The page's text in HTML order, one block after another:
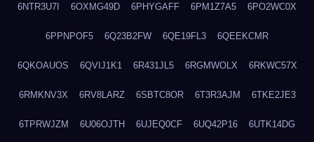
6NTR3U7I 6OXMG49D 6PHYGAFF 6PM1Z7A5 6PO2WC0X
6PPNPOF5 6Q23B2FW 6QE19FL3 6QEEKCMR
6QKOAUOS 6QVIJ1K1 6R431JL5 6RGMWOLX 6RKWC57X
6RMKNV3X 6RV8LARZ 6SBTC8OR 6T3R3AJM 6TKE2JE3
6TPRWJZM 6U06OJTH 6UJEQ0CF 6UQ42P16 6UTK14DG